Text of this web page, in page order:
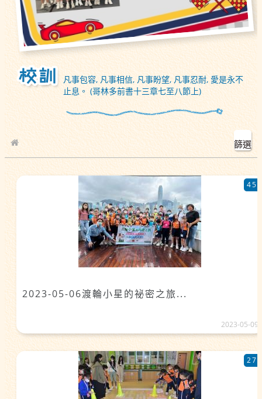
凡事包容, 凡事相信, 凡事盼望, 凡事忍耐, 愛是永不
止息。 (哥林多前書十三章七至八節上)
校園相簿
篩選
2023-05-06渡輪小星的祕密之旅...
45
2023-05-09
27